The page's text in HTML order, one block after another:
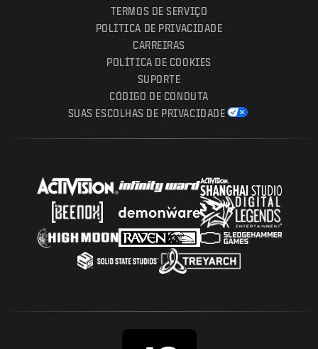
TERMOS DE SERVIÇO
POLÍTICA DE PRIVACIDADE
CARREIRAS
POLÍTICA DE COOKIES
SUPORTE
CÓDIGO DE CONDUTA
SUAS ESCOLHAS DE PRIVACIDADE